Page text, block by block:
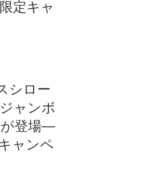
定キャ
シロー
ャンボ
が登場―
ャンペ